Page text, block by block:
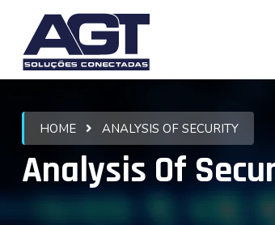
HOME ANALYSIS OF SECURITY
Analysis Of